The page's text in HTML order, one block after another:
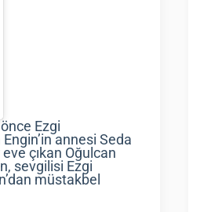
Ezgi
annesi Seda
çıkan Oğulcan
sevgilisi Ezgi
müstakbel